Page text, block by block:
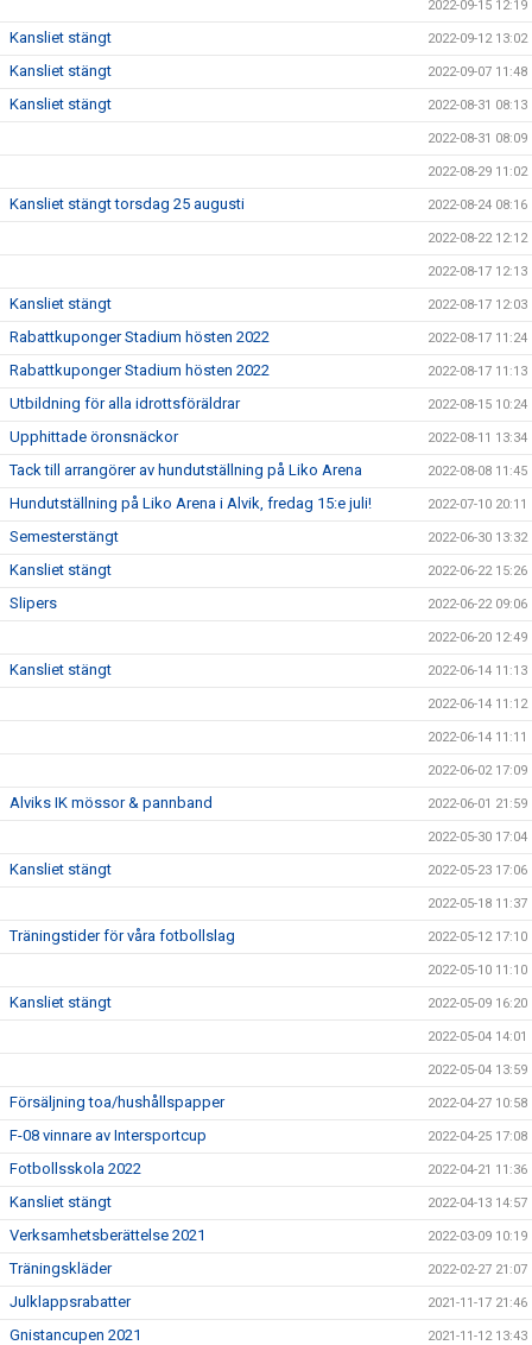
2022-09-15 12:19
Kansliet stängt 2022-09-12 13:02
Kansliet stängt 2022-09-07 11:48
Kansliet stängt 2022-08-31 08:13
2022-08-31 08:09
2022-08-29 11:02
Kansliet stängt torsdag 25 augusti 2022-08-24 08:16
2022-08-22 12:12
2022-08-17 12:13
Kansliet stängt 2022-08-17 12:03
Rabattkuponger Stadium hösten 2022 2022-08-17 11:24
Rabattkuponger Stadium hösten 2022 2022-08-17 11:13
Utbildning för alla idrottsföräldrar 2022-08-15 10:24
Upphittade öronsnäckor 2022-08-11 13:34
Tack till arrangörer av hundutställning på Liko Arena 2022-08-08 11:45
Hundutställning på Liko Arena i Alvik, fredag 15:e juli! 2022-07-10 20:11
Semesterstängt 2022-06-30 13:32
Kansliet stängt 2022-06-22 15:26
Slipers 2022-06-22 09:06
2022-06-20 12:49
Kansliet stängt 2022-06-14 11:13
2022-06-14 11:12
2022-06-14 11:11
2022-06-02 17:09
Alviks IK mössor & pannband 2022-06-01 21:59
2022-05-30 17:04
Kansliet stängt 2022-05-23 17:06
2022-05-18 11:37
Träningstider för våra fotbollslag 2022-05-12 17:10
2022-05-10 11:10
Kansliet stängt 2022-05-09 16:20
2022-05-04 14:01
2022-05-04 13:59
Försäljning toa/hushållspapper 2022-04-27 10:58
F-08 vinnare av Intersportcup 2022-04-25 17:08
Fotbollsskola 2022 2022-04-21 11:36
Kansliet stängt 2022-04-13 14:57
Verksamhetsberättelse 2021 2022-03-09 10:19
Träningskläder 2022-02-27 21:07
Julklappsrabatter 2021-11-17 21:46
Gnistancupen 2021 2021-11-12 13:43